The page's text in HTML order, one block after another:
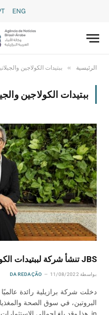
ENG
الرئيسية » ببتيدات الكولاجين
ببتيدات الكولاجين
JBS تنشأ شركة لببتيدات الكولاجين والجيلاتين
بواسطة DA REDAÇÃO 11/08/2022
دخلت شركة برازيلية رائدة